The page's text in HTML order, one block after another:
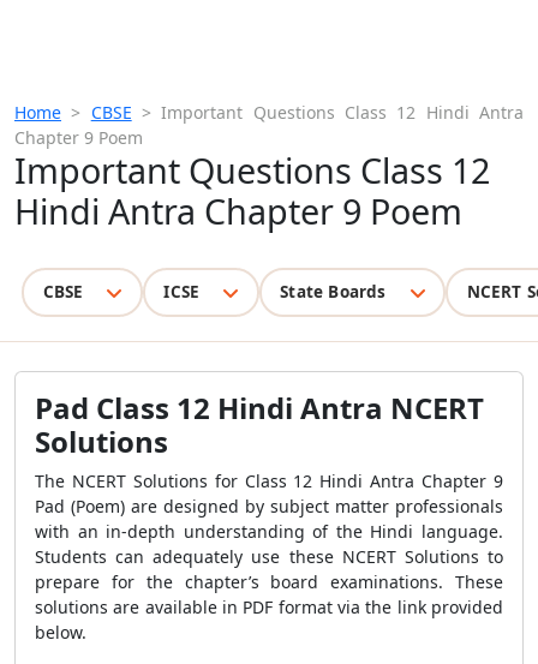
Home > CBSE >Important Questions Class 12 Hindi Antra
Chapter 9 Poem
Important Questions Class 12
Hindi Antra Chapter 9 Poem
CBSE ICSE State Boards NCERT
Pad Class 12 Hindi Antra NCERT
Solutions
The NCERT Solutions for Class 12 Hindi Antra Chapter 9
Pad (Poem) are designed by subject matter professionals
with an in-depth understanding of the Hindi language.
Students can adequately use these NCERT Solutions to
prepare for the chapter’s board examinations. These
solutions are available in PDF format via the link provided
below.